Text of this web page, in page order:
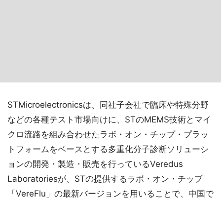
STMicroelectronicsは、同社子会社で臨床や特殊分野
などの各種テスト市場向けに、STのMEMS技術とマイ
クロ流路を組み合わせたラボ・オン・チップ・プラッ
トフォームをベースとする多重化分子診断ソリューシ
ョンの開発・製造・販売を行っているVeredus
Laboratoriesが、STの提供するラボ・オン・チップ
「VereFlu」の最新バージョンを用いることで、中国で